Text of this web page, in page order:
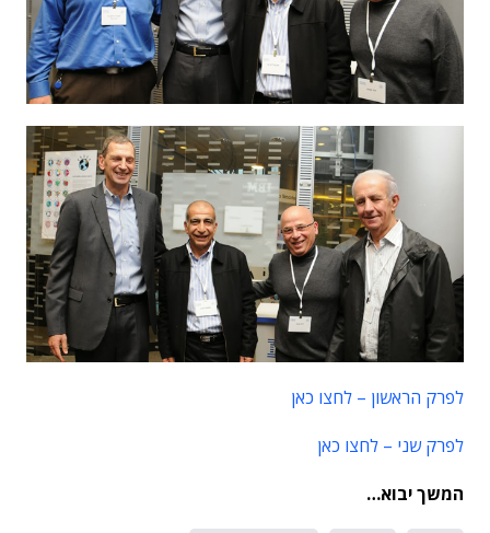
לפרק הראשון – לחצו כאן
לפרק שני – לחצו כאן
המשך יבוא…